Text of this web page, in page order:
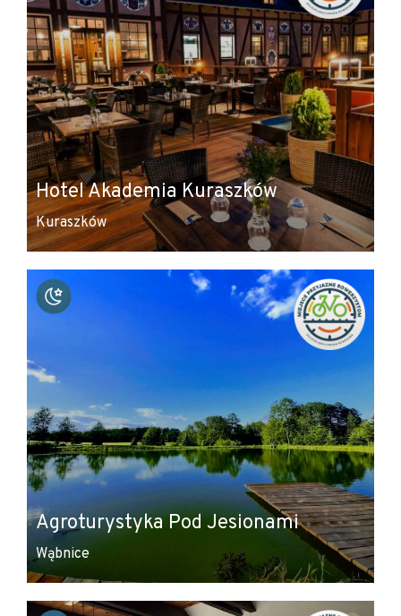
© Amistad© OpenStreetMap contributors
Hotel Akademia Kuraszków
Kuraszków
Agroturystyka Pod Jesionami
Wąbnice